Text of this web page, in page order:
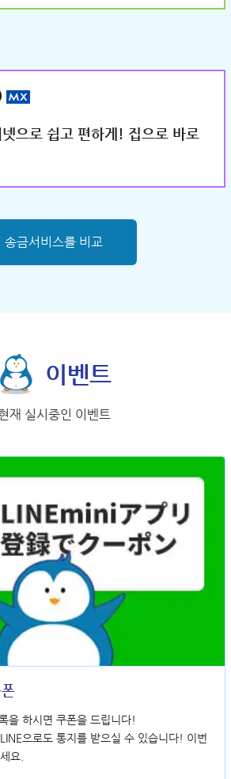
으로 쉽고 편하게! 집으로 바로
송금서비스를 비교
이벤트
재 실시중인 이벤트
을 하시면 쿠폰을 드립니다!
으로도 통지를 받으실 수 있습니다! 이번
요.